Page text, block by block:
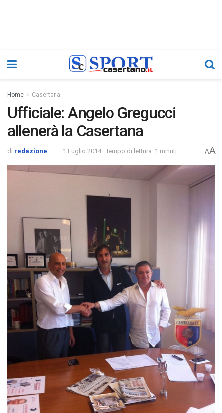
Home Casertana
Ufficiale: Angelo Gregucci
allenerà la Casertana
di redazione 1 Luglio 2014 Tempo di lettura: 1 minuti AA